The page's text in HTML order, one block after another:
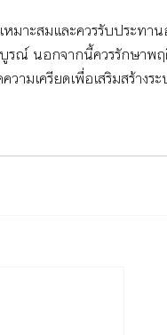
มาะสมและควรรับประทา
รณ์ นอกจากนี้ควรรักษาพ
ามเครียดเพื่อเสริมสร้างร